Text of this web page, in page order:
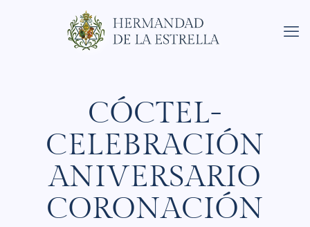
CÓCTEL-
CELEBRACIÓN
ANIVERSARIO
CORONACIÓN